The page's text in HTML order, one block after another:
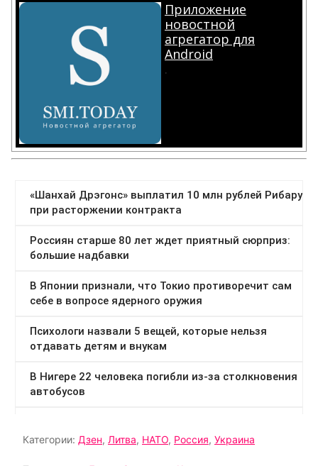
Приложение
новостной
агрегатор для
Android
.
Категории: Дзен, Литва, НАТО, Россия, Украина